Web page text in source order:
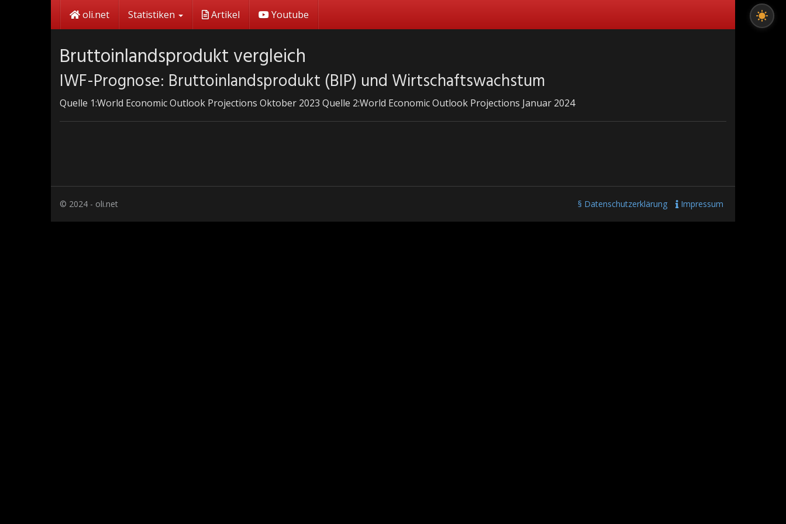
oli.net Statistiken Artikel Youtube
Bruttoinlandsprodukt vergleich
IWF-Prognose: Bruttoinlandsprodukt (BIP) und Wirtschaftswachstum
Quelle 1:World Economic Outlook Projections Oktober 2023 Quelle 2:World Economic Outlook Projections Januar 2024
© 2024 - oli.net § Datenschutzerklärung Impressum